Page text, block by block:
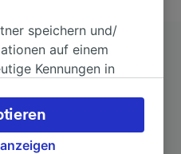
von Trainline-
Feedback geben als
speichern und/
auf einem
Kennungen in
Präferenzen
einschließlich
bei berechtigtem